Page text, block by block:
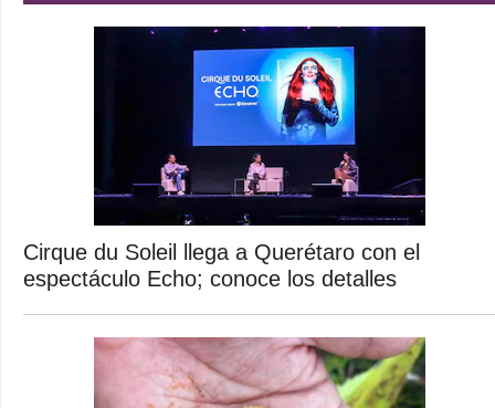
Cirque du Soleil llega a Querétaro con el
espectáculo Echo; conoce los detalles